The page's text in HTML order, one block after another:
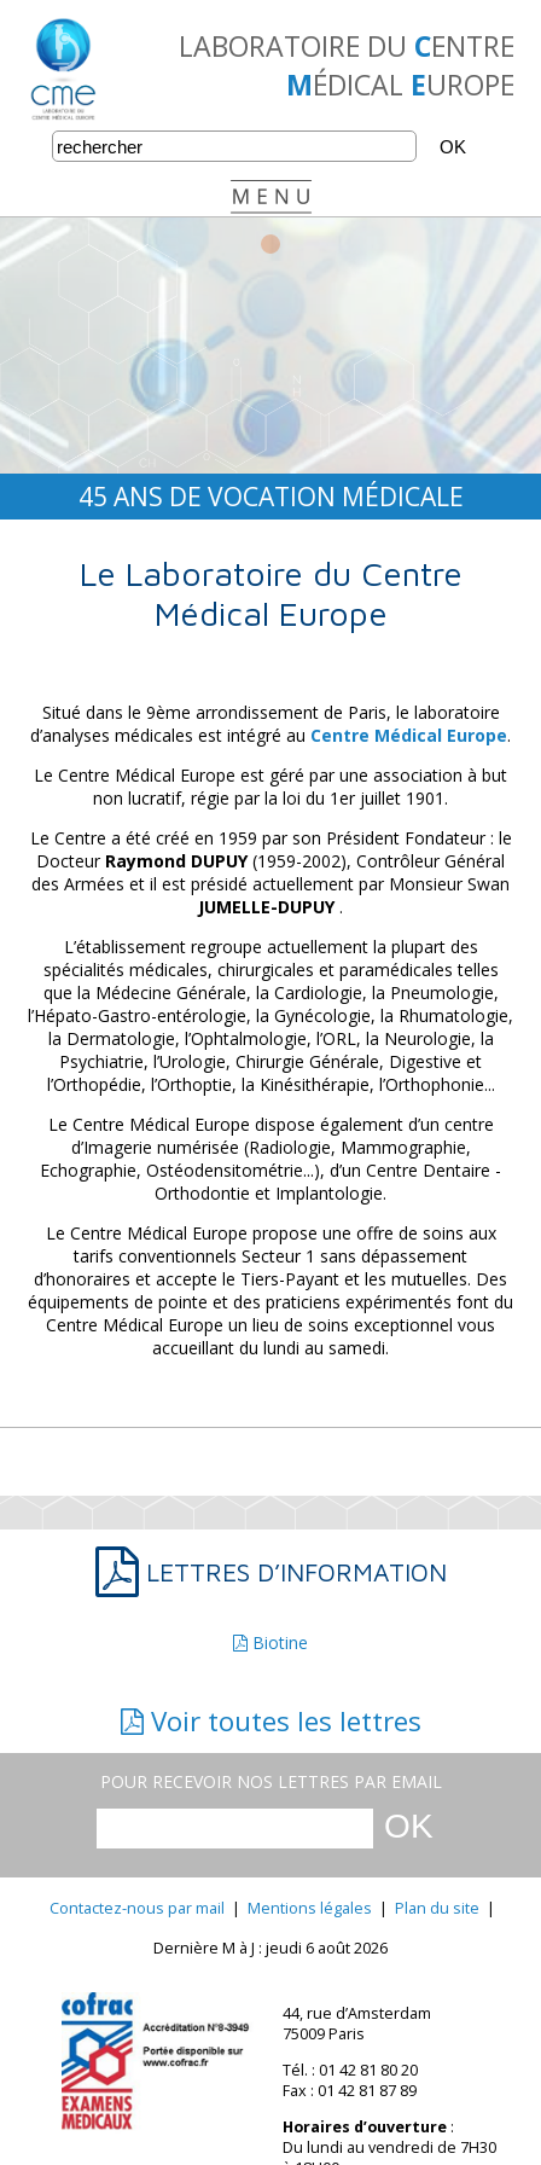
LABORATOIRE DU CENTRE
MÉDICAL EUROPE
•
45 ANS DE VOCATION MÉDICALE
Le Laboratoire du Centre
Médical Europe
Situé dans le 9ème arrondissement de Paris, le laboratoire
d’analyses médicales est intégré au Centre Médical Europe.
Le Centre Médical Europe est géré par une association à but
non lucratif, régie par la loi du 1er juillet 1901.
Le Centre a été créé en 1959 par son Président Fondateur : le
Docteur Raymond DUPUY(1959-2002), Contrôleur Général
des Armées et il est présidé actuellement par Monsieur Swan
JUMELLE-DUPUY .
L’établissement regroupe actuellement la plupart des
spécialités médicales, chirurgicales et paramédicales telles
que la Médecine Générale, la Cardiologie, la Pneumologie,
l’Hépato-Gastro-entérologie, la Gynécologie, la Rhumatologie,
la Dermatologie, l’Ophtalmologie, l’ORL, la Neurologie, la
Psychiatrie, l’Urologie, Chirurgie Générale, Digestive et
l’Orthopédie, l’Orthoptie, la Kinésithérapie, l’Orthophonie...
Le Centre Médical Europe dispose également d’un centre
d’Imagerie numérisée (Radiologie, Mammographie,
Echographie, Ostéodensitométrie...), d’un Centre Dentaire -
Orthodontie et Implantologie.
Le Centre Médical Europe propose une offre de soins aux
tarifs conventionnels Secteur 1 sans dépassement
d’honoraires et accepte le Tiers-Payant et les mutuelles. Des
équipements de pointe et des praticiens expérimentés font du
Centre Médical Europe un lieu de soins exceptionnel vous
accueillant du lundi au samedi.
LETTRES D’INFORMATION
Biotine
Voir toutes les lettres
POUR RECEVOIR NOS LETTRES PAR EMAIL
Contactez-nous par mail | Mentions légales | Plan du site |
Dernière M à J : jeudi 6 août 2026
44, rue d’Amsterdam
75009 Paris
Tél. : 01 42 81 80 20
Fax : 01 42 81 87 89
Horaires d’ouverture:
Du lundi au vendredi de 7H30